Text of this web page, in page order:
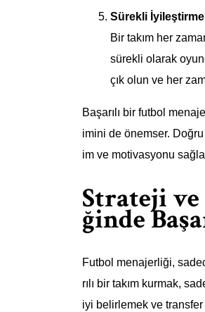
Sürekli
Bir takım her
sürekli olarak
çık olun ve her
Başarılı bir futbol
imini de önemser.
im ve motivasyonu
Strateji
ğinde
Futbol menajerliği,
rılı bir takım kurmak,
iyi belirlemek ve